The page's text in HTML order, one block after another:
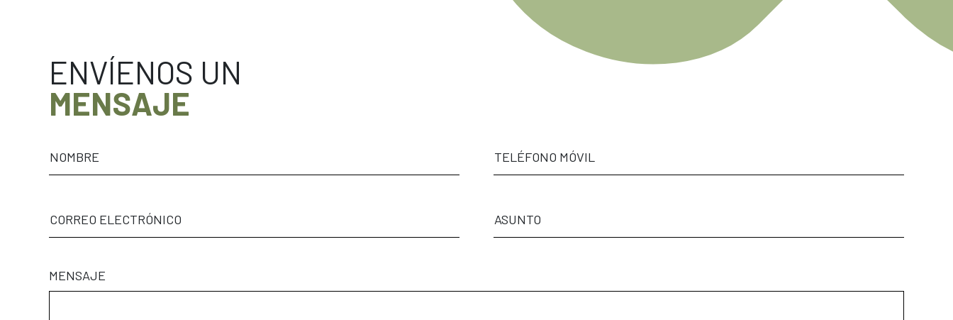
ENVÍENOS UN
MENSAJE
NOMBRE TELÉFONO MÓVIL
CORREO ELECTRÓNICO ASUNTO
MENSAJE